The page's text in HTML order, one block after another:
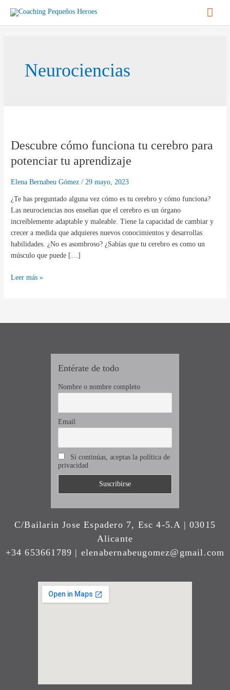
contenido
Neurociencias
Descubre cómo funciona tu cerebro para
potenciar tu aprendizaje
Elena Bernabeu Gómez/ 29 mayo, 2023
¿Te has preguntado alguna vez cómo es tu cerebro y cómo funciona?
Las neurociencias nos enseñan que el cerebro es un órgano
increíblemente adaptable y maleable. Tiene la capacidad de cambiar y
crecer a medida que adquieres nuevos conocimientos y desarrollas
habilidades. ¿No es asombroso? ¿Sabías que tu cerebro es como un
músculo que puede […]
funciona
cerebro
tu
aprendizaje
Leer más »
Entérate de todo
Nombre o nombre completo
Email
Si continúas, aceptas la política de
privacidad
C/Bailarin Jose Espadero 7, Esc 4-5.A | 03015
Alicante
+34 653661789 | elenabernabeugomez@gmail.com